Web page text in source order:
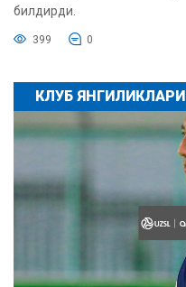
билдирди.
399 0
КЛУБ ЯНГИЛИКЛАРИ